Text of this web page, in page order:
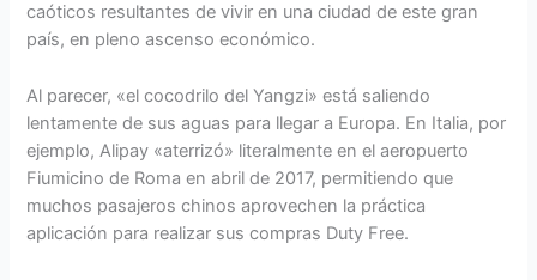
caóticos resultantes de vivir en una ciudad de este gran
país, en pleno ascenso económico.
Al parecer, «el cocodrilo del Yangzi» está saliendo
lentamente de sus aguas para llegar a Europa. En Italia, por
ejemplo, Alipay «aterrizó» literalmente en el aeropuerto
Fiumicino de Roma en abril de 2017, permitiendo que
muchos pasajeros chinos aprovechen la práctica
aplicación para realizar sus compras Duty Free.